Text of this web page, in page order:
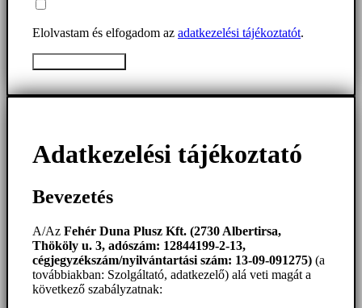
Elolvastam és elfogadom az adatkezelési tájékoztatót.
Adatkezelési tájékoztató
Bevezetés
A/Az Fehér Duna Plusz Kft. (2730 Albertirsa,
Thököly u. 3, adószám: 12844199-2-13,
cégjegyzékszám/nyilvántartási szám: 13-09-091275) (a
továbbiakban: Szolgáltató, adatkezelő) alá veti magát a
következő szabályzatnak: